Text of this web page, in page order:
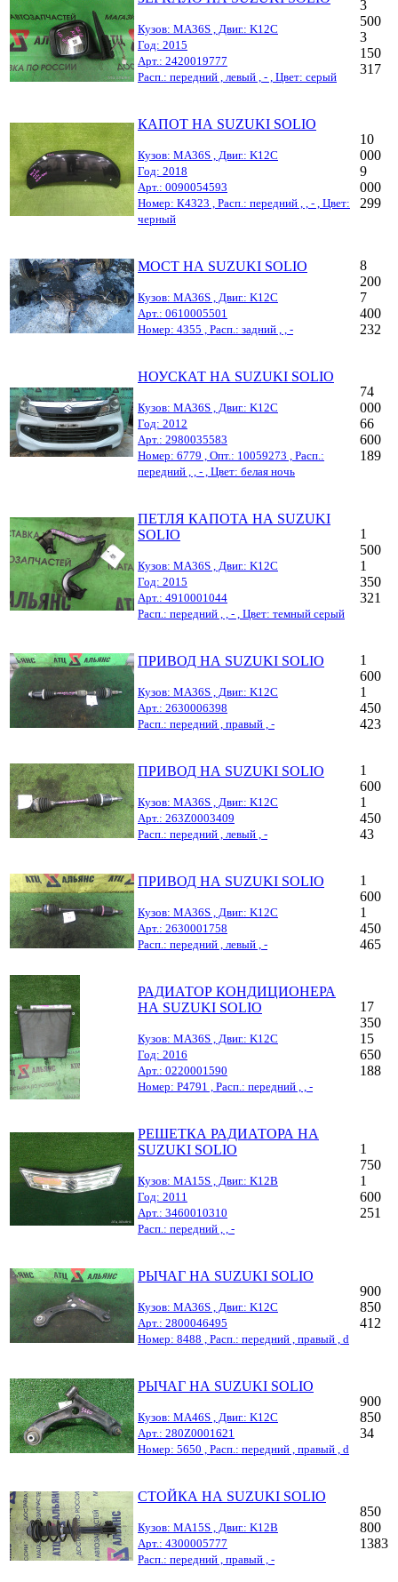
Кузов: MA36S , Двиг.: K12C
Год: 2015
Арт.: 2420019777
Расп.: передний , левый , - , Цвет: серый
3
500
3
150
317
КАПОТ НА SUZUKI SOLIO
Кузов: MA36S , Двиг.: K12C
Год: 2018
Арт.: 0090054593
Номер: К4323 , Расп.: передний , , - , Цвет:
черный
10
000
9
000
299
МОСТ НА SUZUKI SOLIO
Кузов: MA36S , Двиг.: K12C
Арт.: 0610005501
Номер: 4355 , Расп.: задний , , -
8
200
7
400
232
НОУСКАТ НА SUZUKI SOLIO
Кузов: MA36S , Двиг.: K12C
Год: 2012
Арт.: 2980035583
Номер: 6779 , Опт.: 10059273 , Расп.:
передний , , - , Цвет: белая ночь
74
000
66
600
189
ПЕТЛЯ КАПОТА НА SUZUKI
SOLIO
Кузов: MA36S , Двиг.: K12C
Год: 2015
Арт.: 4910001044
Расп.: передний , , - , Цвет: темный серый
1
500
1
350
321
ПРИВОД НА SUZUKI SOLIO
Кузов: MA36S , Двиг.: K12C
Арт.: 2630006398
Расп.: передний , правый , -
1
600
1
450
423
ПРИВОД НА SUZUKI SOLIO
Кузов: MA36S , Двиг.: K12C
Арт.: 263Z0003409
Расп.: передний , левый , -
1
600
1
450
43
ПРИВОД НА SUZUKI SOLIO
Кузов: MA36S , Двиг.: K12C
Арт.: 2630001758
Расп.: передний , левый , -
1
600
1
450
465
РАДИАТОР КОНДИЦИОНЕРА
НА SUZUKI SOLIO
Кузов: MA36S , Двиг.: K12C
Год: 2016
Арт.: 0220001590
Номер: Р4791 , Расп.: передний , , -
17
350
15
650
188
РЕШЕТКА РАДИАТОРА НА
SUZUKI SOLIO
Кузов: MA15S , Двиг.: K12B
Год: 2011
Арт.: 3460010310
Расп.: передний , , -
1
750
1
600
251
РЫЧАГ НА SUZUKI SOLIO
Кузов: MA36S , Двиг.: K12C
Арт.: 2800046495
Номер: 8488 , Расп.: передний , правый , d
900
850
412
РЫЧАГ НА SUZUKI SOLIO
Кузов: MA46S , Двиг.: K12C
Арт.: 280Z0001621
Номер: 5650 , Расп.: передний , правый , d
900
850
34
СТОЙКА НА SUZUKI SOLIO
Кузов: MA15S , Двиг.: K12B
Арт.: 4300005777
Расп.: передний , правый , -
850
800
1383